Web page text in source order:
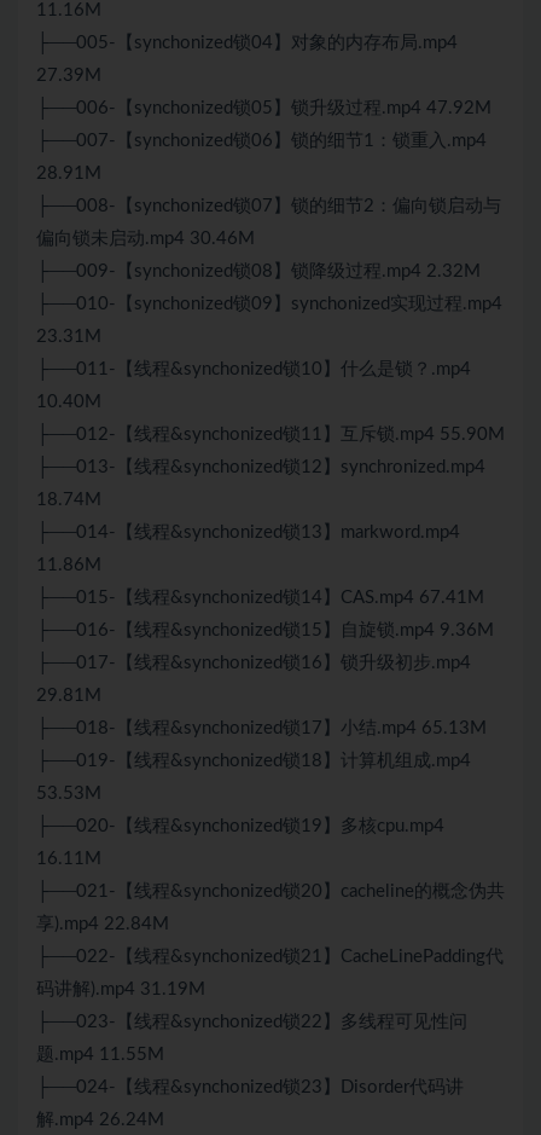
11.16M
├──005-【synchonized锁04】对象的内存布局.mp4
27.39M
├──006-【synchonized锁05】锁升级过程.mp4 47.92M
├──007-【synchonized锁06】锁的细节1：锁重入.mp4
28.91M
├──008-【synchonized锁07】锁的细节2：偏向锁启动与
偏向锁未启动.mp4 30.46M
├──009-【synchonized锁08】锁降级过程.mp4 2.32M
├──010-【synchonized锁09】synchonized实现过程.mp4
23.31M
├──011-【线程&synchonized锁10】什么是锁？.mp4
10.40M
├──012-【线程&synchonized锁11】互斥锁.mp4 55.90M
├──013-【线程&synchonized锁12】synchronized.mp4
18.74M
├──014-【线程&synchonized锁13】markword.mp4
11.86M
├──015-【线程&synchonized锁14】CAS.mp4 67.41M
├──016-【线程&synchonized锁15】自旋锁.mp4 9.36M
├──017-【线程&synchonized锁16】锁升级初步.mp4
29.81M
├──018-【线程&synchonized锁17】小结.mp4 65.13M
├──019-【线程&synchonized锁18】计算机组成.mp4
53.53M
├──020-【线程&synchonized锁19】多核cpu.mp4
16.11M
├──021-【线程&synchonized锁20】cacheline的概念伪共
享).mp4 22.84M
├──022-【线程&synchonized锁21】CacheLinePadding代
码讲解).mp4 31.19M
├──023-【线程&synchonized锁22】多线程可见性问
题.mp4 11.55M
├──024-【线程&synchonized锁23】Disorder代码讲
解.mp4 26.24M